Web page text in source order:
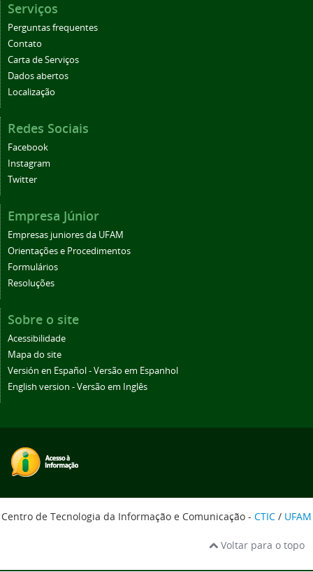
Serviços
Perguntas frequentes
Contato
Carta de Serviços
Dados abertos
Localização
Redes Sociais
Facebook
Instagram
Twitter
Empresa Júnior
Empresas juniores da UFAM
Orientações e Procedimentos
Formulários
Resoluções
Sobre o site
Acessibilidade
Mapa do site
Versión en Español - Versão em Espanhol
English version - Versão em Inglês
Centro de Tecnologia da Informação e Comunicação - CTIC / UFAM
Voltar para o topo